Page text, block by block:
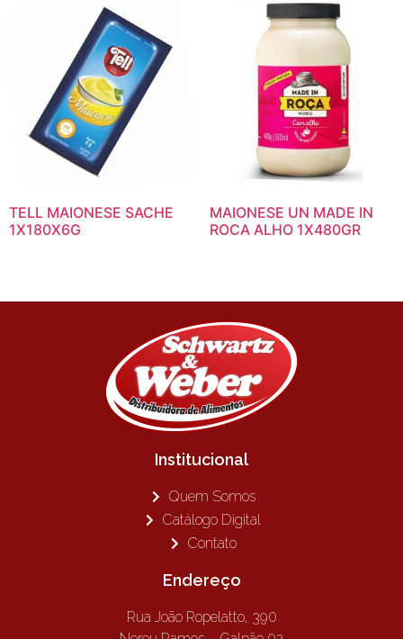
TELL MAIONESE SACHE
1X180X6G
MAIONESE UN MADE IN
ROCA ALHO 1X480GR
Institucional
Quem Somos
Catálogo Digital
Contato
Endereço
Rua João Ropelatto, 390